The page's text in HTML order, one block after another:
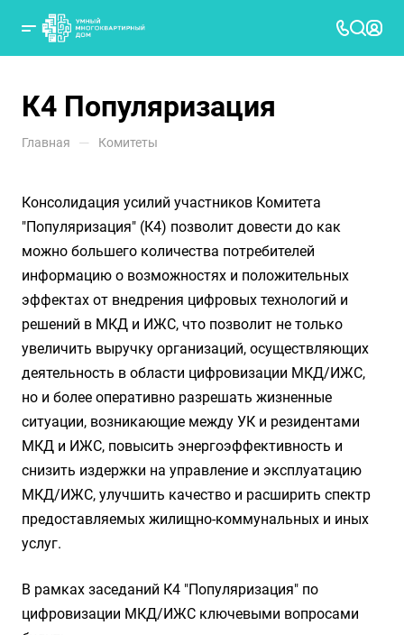
К4 Популяризация
Главная — Комитеты
Консолидация усилий участников Комитета
"Популяризация" (К4) позволит довести до как
можно большего количества потребителей
информацию о возможностях и положительных
эффектах от внедрения цифровых технологий и
решений в МКД и ИЖС, что позволит не только
увеличить выручку организаций, осуществляющих
деятельность в области цифровизации МКД/ИЖС,
но и более оперативно разрешать жизненные
ситуации, возникающие между УК и резидентами
МКД и ИЖС, повысить энергоэффективность и
снизить издержки на управление и эксплуатацию
МКД/ИЖС, улучшить качество и расширить спектр
предоставляемых жилищно-коммунальных и иных
услуг.
В рамках заседаний К4 "Популяризация" по
цифровизации МКД/ИЖС ключевыми вопросами